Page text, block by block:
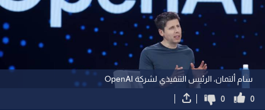
سام ألتمان، الرئيس التنفيذي لشركة OpenAI
0
0